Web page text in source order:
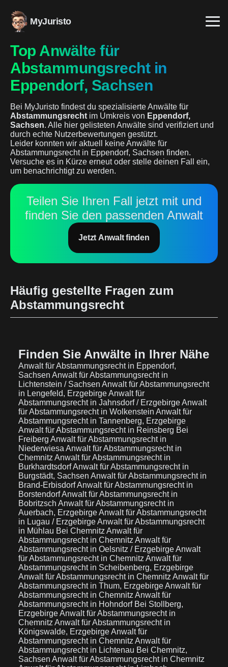
MyJuristo
Top Anwälte für
Abstammungsrecht in
Eppendorf, Sachsen
Bei MyJuristo findest du spezialisierte Anwälte für
Abstammungsrecht im Umkreis von Eppendorf,
Sachsen. Alle hier gelisteten Anwälte sind verifiziert und
durch echte Nutzerbewertungen gestützt.
Leider konnten wir aktuell keine Anwälte für
Abstammungsrecht in Eppendorf, Sachsen finden.
Versuche es in Kürze erneut oder stelle deinen Fall ein,
um benachrichtigt zu werden.
Teilen Sie Ihren Fall jetzt mit und
finden Sie den passenden Anwalt
Jetzt Anwalt finden
Häufig gestellte Fragen zum
Abstammungsrecht
Finden Sie Anwälte in Ihrer Nähe
Anwalt für Abstammungsrecht in Eppendorf,
Sachsen Anwalt für Abstammungsrecht in
Lichtenstein / Sachsen Anwalt für Abstammungsrecht
in Lengefeld, ErzgebirgeAnwalt für
Abstammungsrecht in Jahnsdorf / ErzgebirgeAnwalt
für Abstammungsrecht in Wolkenstein Anwalt für
Abstammungsrecht in Tannenberg, Erzgebirge
Anwalt für Abstammungsrecht in Reinsberg Bei
Freiberg Anwalt für Abstammungsrecht in
Niederwiesa Anwalt für Abstammungsrecht in
Chemnitz Anwalt für Abstammungsrecht in
BurkhardtsdorfAnwalt für Abstammungsrecht in
Burgstädt, Sachsen Anwalt für Abstammungsrecht in
Brand-ErbisdorfAnwalt für Abstammungsrecht in
BorstendorfAnwalt für Abstammungsrecht in
Bobritzsch Anwalt für Abstammungsrecht in
Auerbach, ErzgebirgeAnwalt für Abstammungsrecht
in Lugau / ErzgebirgeAnwalt für Abstammungsrecht
in Mühlau Bei Chemnitz Anwalt für
Abstammungsrecht in Chemnitz Anwalt für
Abstammungsrecht in Oelsnitz / ErzgebirgeAnwalt
für Abstammungsrecht in Chemnitz Anwalt für
Abstammungsrecht in Scheibenberg, Erzgebirge
Anwalt für Abstammungsrecht in Chemnitz Anwalt für
Abstammungsrecht in Thum, ErzgebirgeAnwalt für
Abstammungsrecht in Chemnitz Anwalt für
Abstammungsrecht in Hohndorf Bei Stollberg,
ErzgebirgeAnwalt für Abstammungsrecht in
Chemnitz Anwalt für Abstammungsrecht in
Königswalde, ErzgebirgeAnwalt für
Abstammungsrecht in Chemnitz Anwalt für
Abstammungsrecht in Lichtenau Bei Chemnitz,
Sachsen Anwalt für Abstammungsrecht in Chemnitz